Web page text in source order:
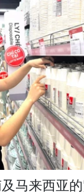
马来西亚